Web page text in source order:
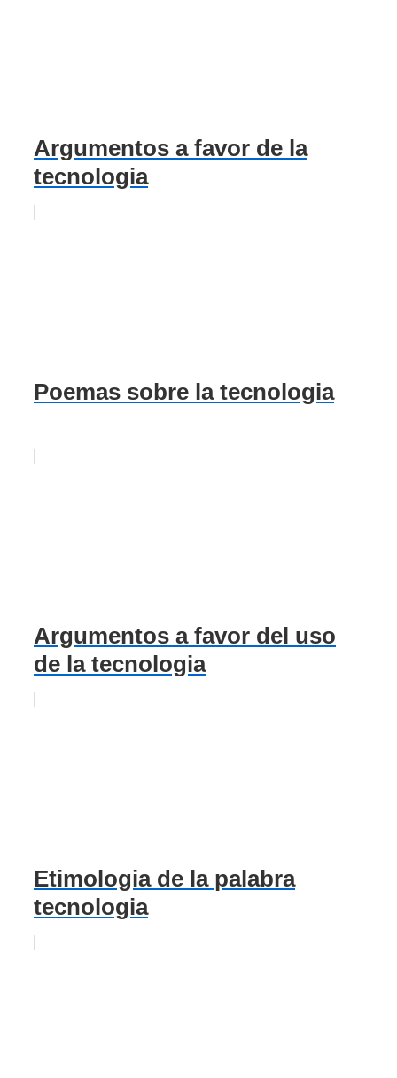
Argumentos a favor de la
tecnologia
Poemas sobre la tecnologia
Argumentos a favor del uso
de la tecnologia
Etimologia de la palabra
tecnologia